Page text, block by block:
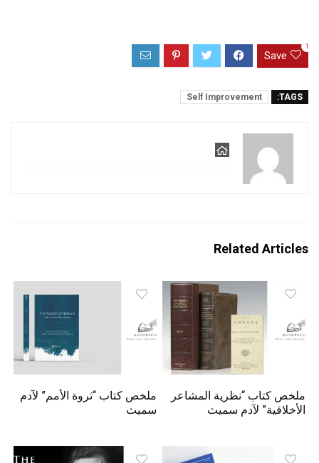
Save
1
TAGS:
Self Improvement
Related Articles
ملخص كتاب “نظرية المشاعر
الأخلاقية” لآدم سميث
ملخص كتاب “ثروة الأمم” لآدم
سميث